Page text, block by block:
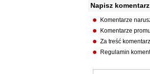
Napisz komentarz
Komentarze
Komentarze
Za treść
Regulamin